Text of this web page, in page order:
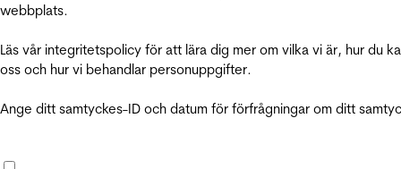
webbplats.
Läs vår integritetspolicy för att lära dig mer om vilka vi är, hur du
oss och hur vi behandlar personuppgifter.
Ange ditt samtyckes-ID och datum för förfrågningar om ditt